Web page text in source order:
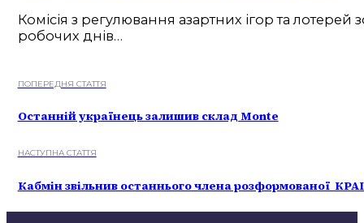
Комісія з регулювання азартних ігор та
робочих днів…
ПОПЕРЕДНЯ СТАТТЯ
Останній українець залишив склад Monte
НАСТУПНА СТАТТЯ
Кабмін звільнив останнього члена розформованої